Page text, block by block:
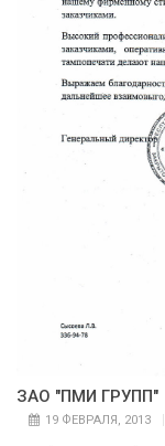
ЗАО "ПМИ ГРУПП"
19 ФЕВРАЛЯ, 2013